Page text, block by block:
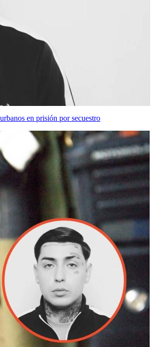
en prisión por secuestro